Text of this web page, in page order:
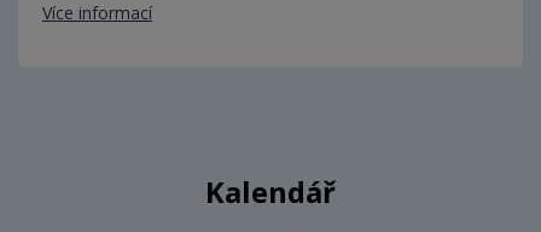
Více informací
Kalendář